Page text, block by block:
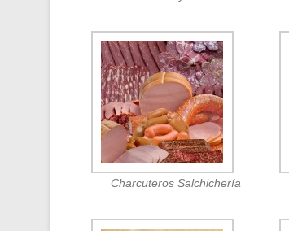
Charcuteros Salchichería